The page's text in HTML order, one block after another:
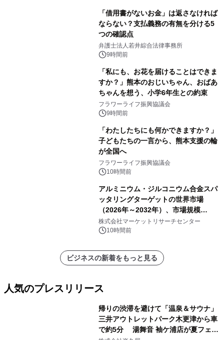
「借用書がないお金」は返さなければ
ならない？支払義務の有無を分ける5
つの確認点
弁護士法人若井綜合法律事務所
9時間前
「私にも、お花を届けることはできま
すか？」熊本のおじいちゃん、おばあ
ちゃんを想う、小学6年生との約束
フラワーライフ振興協議会
9時間前
「わたしたちにも何かできますか？」
子どもたちの一言から、熊本支援の輪
が全国へ
フラワーライフ振興協議会
10時間前
アルミニウム・ジルコニウム合金スパ
ッタリングターゲットの世界市場
（2026年～2032年）、市場規模
（0.995、0.999、その他）・分析レポ
ートを発表
株式会社マーケットリサーチセンター
10時間前
ビジネスの新着をもっと見る
人気のプレスリリース
帰りの渋滞を避けて「温泉＆サウナ」
三井アウトレットパーク木更津から車
で約5分 湯舞音 袖ケ浦店が夏フェア